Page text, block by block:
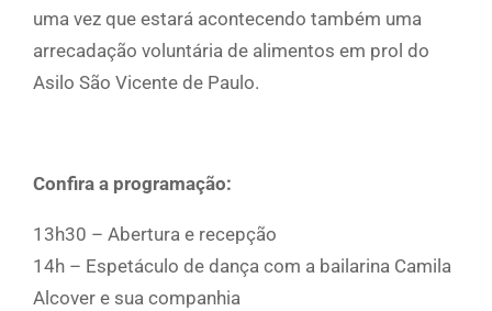
uma vez que estará acontecendo também uma
arrecadação voluntária de alimentos em prol do
Asilo São Vicente de Paulo.
Confira a programação:
13h30 – Abertura e recepção
14h – Espetáculo de dança com a bailarina Camila
Alcover e sua companhia